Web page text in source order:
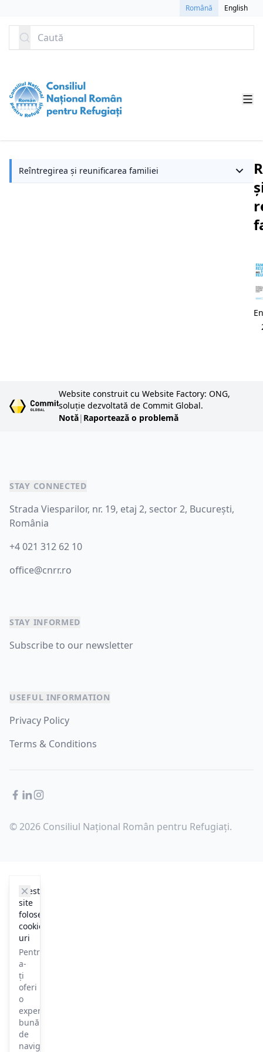
Română English
Caută
Reîntregirea și reunificarea familiei
Website construit cu Website Factory: ONG,
soluție dezvoltată de Commit Global.
Notă| Raportează o problemă
STAY CONNECTED
Strada Viesparilor, nr. 19, etaj 2, sector 2, București,
România
+4 021 312 62 10
office@cnrr.ro
STAY INFORMED
Subscribe to our newsletter
USEFUL INFORMATION
Privacy Policy
Terms & Conditions
Facebook
LinkedIn
Instagram
© 2026 Consiliul Național Român pentru Refugiați.
Acest
site
folosește
cookie-
uri
Pentru
a-
ți
oferi
o
experiență
bună
de
navigare,
cookie_notice.clos3